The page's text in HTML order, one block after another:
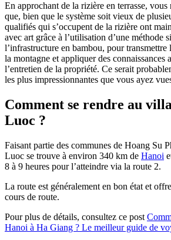
En approchant de la rizière en terrasse, vous
que, bien que le système soit vieux de
qualifiés qui s’occupent de la rizière ont
avec art grâce à l’utilisation d’une méthode
l’infrastructure en bambou, pour transmettre
la montagne et appliquer des connaissances
l’entretien de la propriété. Ce serait
les plus impressionnantes que vous ayez
Comment se rendre au
Luoc ?
Faisant partie des communes de Hoang Su
Luoc se trouve à environ 340 km de Hanoi
8 à 9 heures pour l’atteindre via la route 2.
La route est généralement en bon état et
cours de route.
Pour plus de détails, consultez ce post
Hanoi à Ha Giang ? Le meilleur guide de